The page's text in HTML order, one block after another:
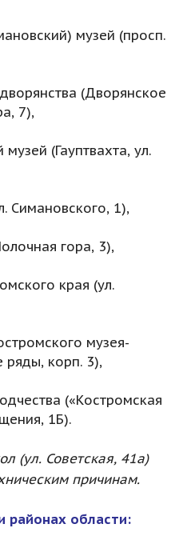
музей (просп.
(Дворянское
7),
(Гауптвахта, ул.
Симановского, 1),
гора, 3),
края (ул.
музея-
ряды, корп. 3),
(«Костромская
1Б).
(ул. Советская, 41а)
причинам.
районах области: